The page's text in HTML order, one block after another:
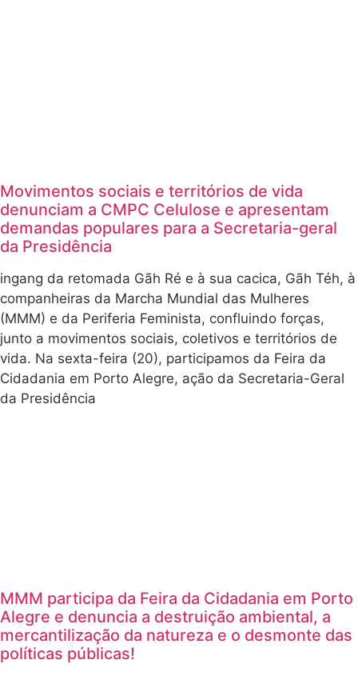
Movimentos sociais e territórios de vida
denunciam a CMPC Celulose e apresentam
demandas populares para a Secretaria-geral
da Presidência
ingang da retomada Gãh Ré e à sua cacica, Gãh Téh, à
companheiras da Marcha Mundial das Mulheres
(MMM) e da Periferia Feminista, confluindo forças,
junto a movimentos sociais, coletivos e territórios de
vida. Na sexta-feira (20), participamos da Feira da
Cidadania em Porto Alegre, ação da Secretaria-Geral
da Presidência
MMM participa da Feira da Cidadania em Porto
Alegre e denuncia a destruição ambiental, a
mercantilização da natureza e o desmonte das
políticas públicas!